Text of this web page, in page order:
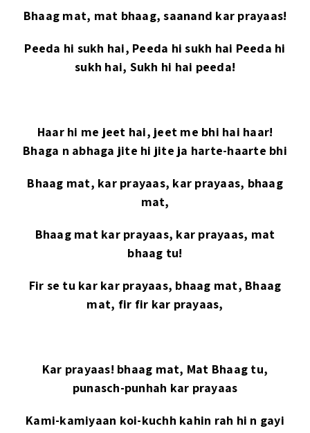
Bhaag mat, mat bhaag, saanand kar prayaas!
Peeda hi sukh hai, Peeda hi sukh hai Peeda hi
sukh hai, Sukh hi hai peeda!
Haar hi me jeet hai, jeet me bhi hai haar!
Bhaga n abhaga jite hi jite ja harte-haarte bhi
Bhaag mat, kar prayaas, kar prayaas, bhaag
mat,
Bhaag mat kar prayaas, kar prayaas, mat
bhaag tu!
Fir se tu kar kar prayaas, bhaag mat, Bhaag
mat, fir fir kar prayaas,
Kar prayaas! bhaag mat, Mat Bhaag tu,
punasch-punhah kar prayaas
Kami-kamiyaan koi-kuchh kahin rah hi n gayi